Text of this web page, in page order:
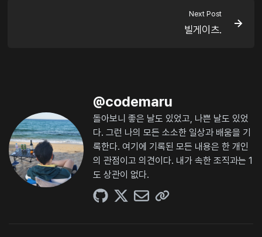
Next Post
빌게이츠.
@codemaru
돌아보니 좋은 날도 있었고, 나쁜 날도 있었
다. 그런 나의 모든 소소한 일상과 배움을 기
록한다. 여기에 기록된 모든 내용은 한 개인
의 관점이고 의견이다. 내가 속한 조직과는 1
도 상관이 없다.